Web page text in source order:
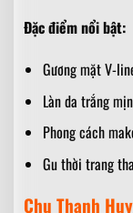
Đặc điểm nổi bật:
Gương mặt V-
Làn da trắng
Phong cách
Gu thời trang
Chu Thanh